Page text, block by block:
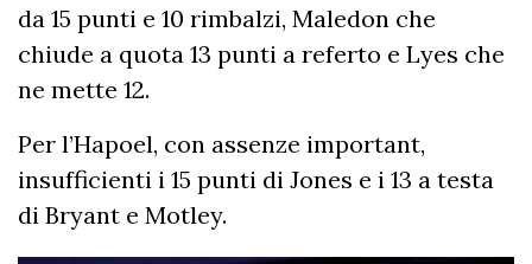
da 15 punti e 10 rimbalzi, Maledon che
chiude a quota 13 punti a referto e Lyes che
ne mette 12.
Per l’Hapoel, con assenze important,
insufficienti i 15 punti di Jones e i 13 a testa
di Bryant e Motley.